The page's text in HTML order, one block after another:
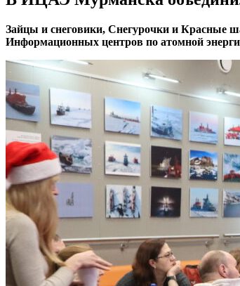
Зайцы и снеговики, Снегурочки и Красные
Информационных центров по атомной